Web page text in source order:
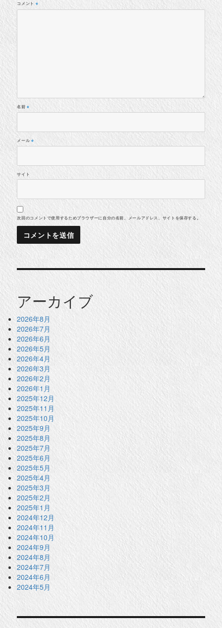
コメント ※
名前※
メール ※
サイト
次回のコメントで使用するためブラウザーに自分の名前、メールアドレス、サイトを保存する。
アーカイブ
2026年8月
2026年7月
2026年6月
2026年5月
2026年4月
2026年3月
2026年2月
2026年1月
2025年12月
2025年11月
2025年10月
2025年9月
2025年8月
2025年7月
2025年6月
2025年5月
2025年4月
2025年3月
2025年2月
2025年1月
2024年12月
2024年11月
2024年10月
2024年9月
2024年8月
2024年7月
2024年6月
2024年5月